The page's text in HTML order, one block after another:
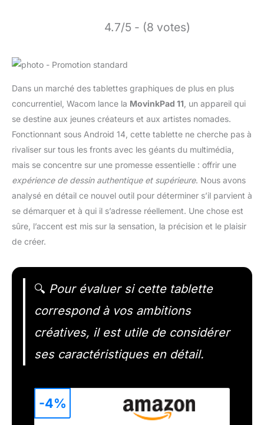
4.7/5 - (8 votes)
Dans un marché des tablettes graphiques de plus en plus
concurrentiel, Wacom lance la MovinkPad 11 , un appareil qui
se destine aux jeunes créateurs et aux artistes nomades.
Fonctionnant sous Android 14, cette tablette ne cherche pas à
rivaliser sur tous les fronts avec les géants du multimédia,
mais se concentre sur une promesse essentielle : offrir une
expérience de dessin authentique et supérieure. Nous avons
analysé en détail ce nouvel outil pour déterminer s’il parvient à
se démarquer et à qui il s’adresse réellement. Une chose est
sûre, l’accent est mis sur la sensation, la précision et le plaisir
de créer.
🔍 Pour évaluer si cette tablette
correspond à vos ambitions
créatives, il est utile de considérer
ses caractéristiques en détail.
-4%